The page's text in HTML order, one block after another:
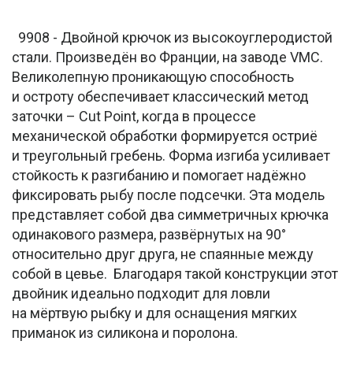
9908 - Двойной крючок из высокоуглеродистой
стали. Произведён во Франции, на заводе VMC.
Великолепную проникающую способность
и остроту обеспечивает классический метод
заточки – Cut Point, когда в процессе
механической обработки формируется остриё
и треугольный гребень. Форма изгиба усиливает
стойкость к разгибанию и помогает надёжно
фиксировать рыбу после подсечки. Эта модель
представляет собой два симметричных крючка
одинакового размера, развёрнутых на 90°
относительно друг друга, не спаянные между
собой в цевье. Благодаря такой конструкции этот
двойник идеально подходит для ловли
на мёртвую рыбку и для оснащения мягких
приманок из силикона и поролона.